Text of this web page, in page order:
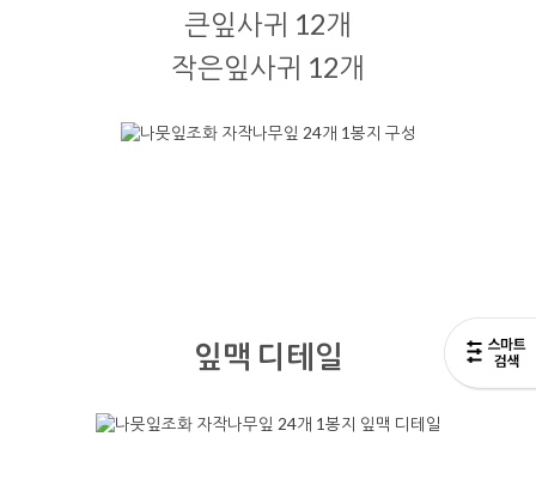
큰잎사귀 12개
작은잎사귀 12개
잎맥 디테일